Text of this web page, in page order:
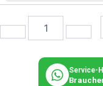
Größen
lieferbar
Service-